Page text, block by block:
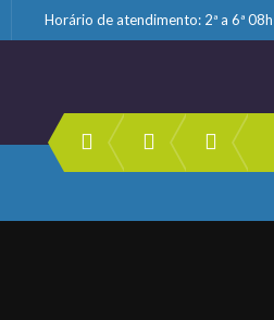
Horário de atendimento: 2ª a 6ª